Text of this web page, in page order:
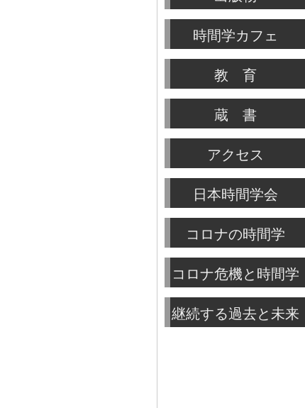
時間学カフェ
教 育
蔵 書
アクセス
日本時間学会
コロナの時間学
コロナ危機と時間学
継続する過去と未来